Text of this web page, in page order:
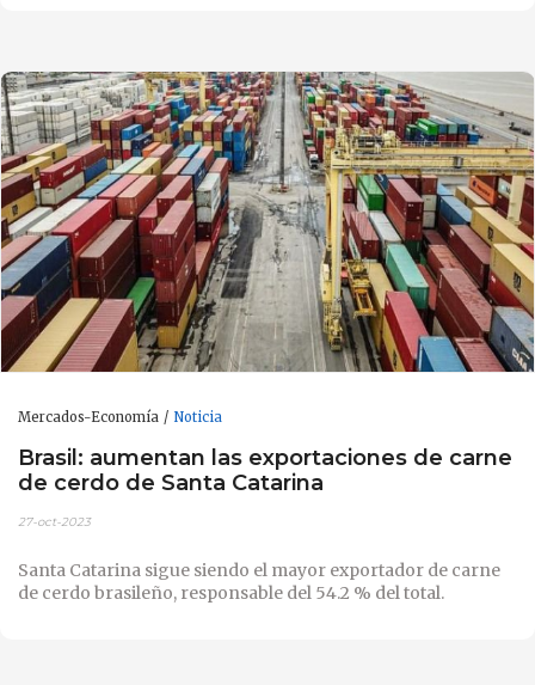
Mercados-Economía Noticia
Brasil: aumentan las exportaciones de carne
de cerdo de Santa Catarina
27-oct-2023
Santa Catarina sigue siendo el mayor exportador de carne
de cerdo brasileño, responsable del 54.2 % del total.